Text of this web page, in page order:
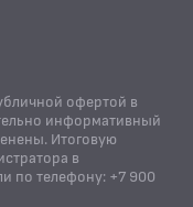
офертой в
информативный
Итоговую
в
по телефону: +7 900